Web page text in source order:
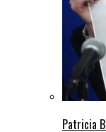
Patricia